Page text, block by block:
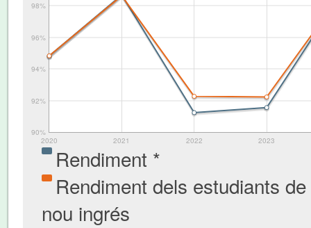
2020 2021 2022 2023
90%
92%
94%
96%
98%
Rendiment *
Rendiment dels estudiants de
nou ingrés